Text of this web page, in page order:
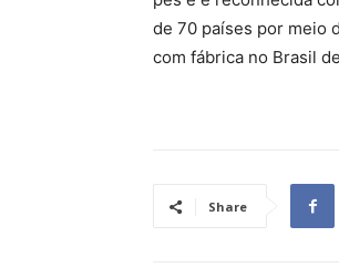
de 70 países por meio
com fábrica no Brasil
Share